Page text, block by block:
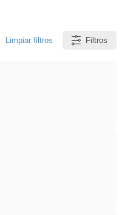
Limpiar filtros Filtros